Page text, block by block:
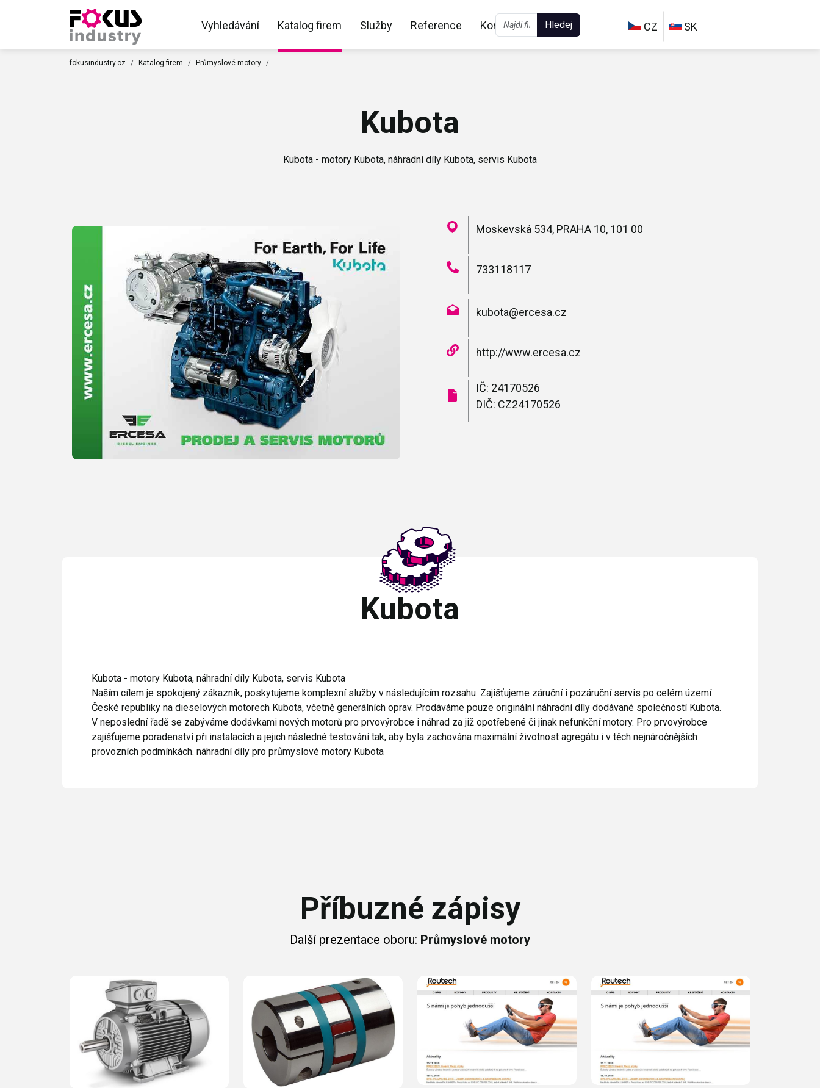
Vyhledávání Katalog firem Služby Reference Kontakt Hledej CZ SK
fokusindustry.cz Katalog firem Průmyslové motory
Kubota
Kubota - motory Kubota, náhradní díly Kubota, servis Kubota
Moskevská 534, PRAHA 10, 101 00
733118117
kubota@ercesa.cz
http://www.ercesa.cz
IČ: 24170526
DIČ: CZ24170526
Kubota
Kubota - motory Kubota, náhradní díly Kubota, servis Kubota
Naším cílem je spokojený zákazník, poskytujeme komplexní služby v následujícím rozsahu. Zajišťujeme záruční i pozáruční servis po celém území
České republiky na dieselových motorech Kubota, včetně generálních oprav. Prodáváme pouze originální náhradní díly dodávané společností Kubota.
V neposlední řadě se zabýváme dodávkami nových motorů pro prvovýrobce i náhrad za již opotřebené či jinak nefunkční motory. Pro prvovýrobce
zajišťujeme poradenství při instalacích a jejich následné testování tak, aby byla zachována maximální životnost agregátu i v těch nejnáročnějších
provozních podmínkách. náhradní díly pro průmyslové motory Kubota
Příbuzné zápisy
Další prezentace oboru: Průmyslové motory